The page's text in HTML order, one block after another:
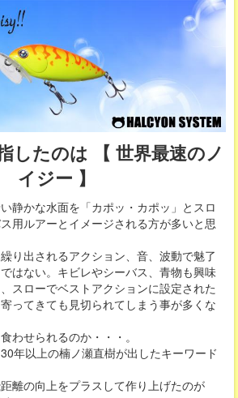
したのは 【 世界最速のノ
イジー 】
静かな水面を「カポッ・カポッ」とスロ
用ルアーとイメージされる方が多いと思
り出されるアクション、音、波動で魅了
はない。キビレやシーバス、青物も興味
スローでベストアクションに設定された
ってきても見切られてしまう事が多くな
わせられるのか・・・。
年以上の楠ノ瀬直樹が出したキーワード
離の向上をプラスして作り上げたのが